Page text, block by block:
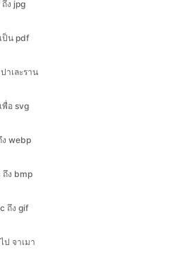
าเละราน
พื่อ svg
ง webp
ถึง bmp
ถึง gif
ป จาเมา
ไป อิโคะ
ถึง jpeg